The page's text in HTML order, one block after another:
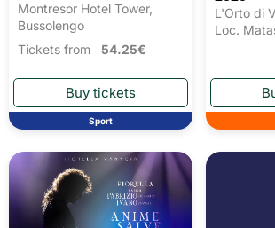
Montresor Hotel Tower,
Bussolengo
Tickets from 54.25€
Sport
L'Orto di
Loc.